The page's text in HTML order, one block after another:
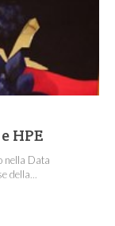
HPE
nella Data
della...